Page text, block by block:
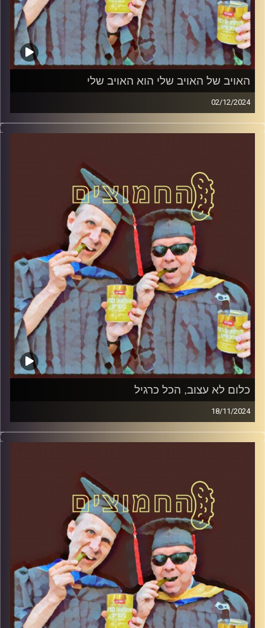
האויב של האויב שלי הוא האויב שלי
02/12/2024
פרופסור בועז בן-דוד ופרופסור גלעד הירשברגר במבט
פסיכולוגי על בחירות 2019
כלום לא עצוב, הכל כרגיל
18/11/2024
המערכת הפוליטית על ספת הפסיכולוג, עם פרופסור בועז בן-
דוד ופרופסור גלעד הירשברגר.